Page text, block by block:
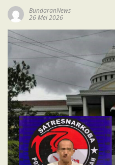
BundaranNews
26 Mei 2026